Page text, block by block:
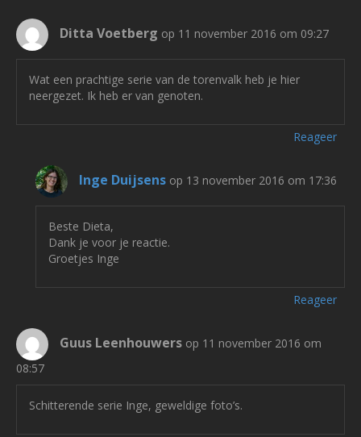
Ditta Voetberg op 11 november 2016 om 09:27
Wat een prachtige serie van de torenvalk heb je hier
neergezet. Ik heb er van genoten.
Reageer
Inge Duijsens op 13 november 2016 om 17:36
Beste Dieta,
Dank je voor je reactie.
Groetjes Inge
Reageer
Guus Leenhouwers op 11 november 2016 om
08:57
Schitterende serie Inge, geweldige foto’s.